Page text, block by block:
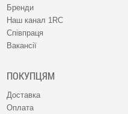
Бренди
Наш канал 1RC
Співпраця
Вакансії
ПОКУПЦЯМ
Доставка
Оплата